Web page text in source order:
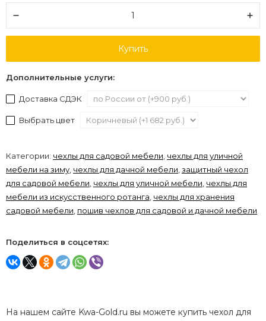
Купить
Дополнительные услуги:
Доставка СДЭК
Выбрать цвет
Категории: чехлы для садовой мебели, чехлы для уличной
мебели на зиму, чехлы для дачной мебели,защитный чехол
для садовой мебели, чехлы для уличной мебели, чехлы для
мебели из искусственного ротанга, чехлы для хранения
садовой мебели, пошив чехлов для садовой и дачной мебели
Поделиться в соцсетях:
На нашем сайте Kwa-Gold.ru вы можете купить чехол для